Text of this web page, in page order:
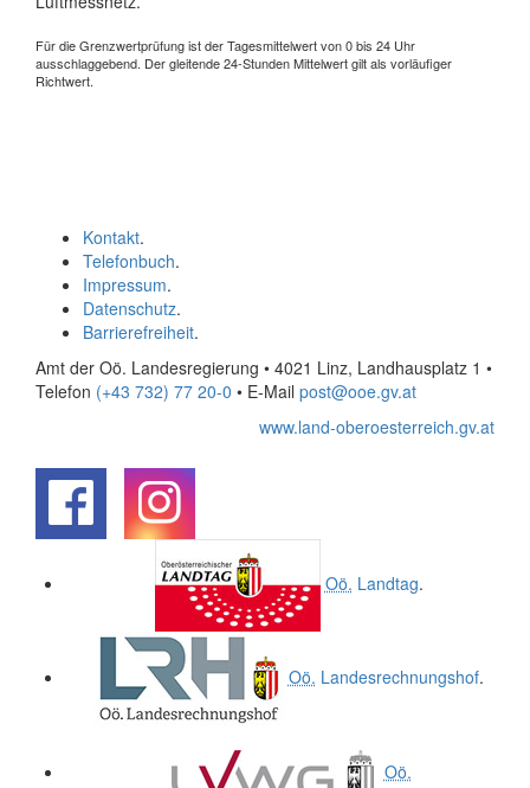
Für die Grenzwertprüfung ist der Tagesmittelwert von 0 bis 24 Uhr
ausschlaggebend. Der gleitende 24-Stunden Mittelwert gilt als vorläufiger
Richtwert.
Kontakt.
Telefonbuch.
Impressum.
Datenschutz.
Barrierefreiheit.
Amt der Oö. Landesregierung • 4021 Linz, Landhausplatz 1 •
Telefon (+43 732) 77 20-0 • E-Mail post@ooe.gv.at
www.land-oberoesterreich.gv.at
Oö. Landtag.
Oö. Landesrechnungshof.
Oö.